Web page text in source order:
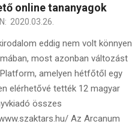
online tananyagok
2020.03.26.
eddig nem volt könnyen
most azonban változást
amelyen hétfőtől egy
elérhetővé tették 12 magyar
összes
Az Arcanum